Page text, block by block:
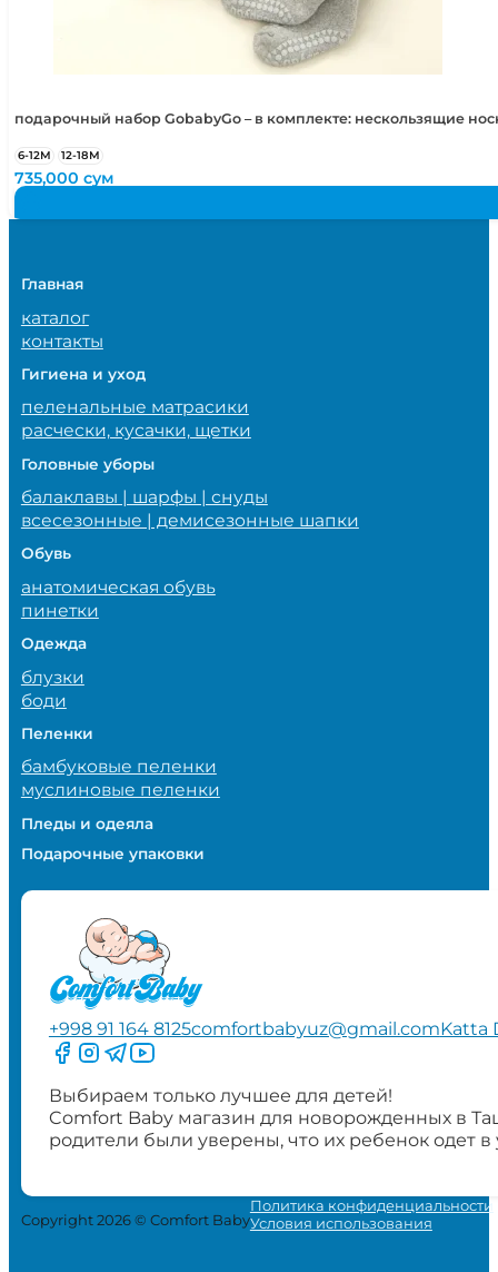
подарочный набор GobabyGo – в комплекте: нескользящие
6-12М 12-18М
735,000сум
Главная
каталог
контакты
Гигиена и уход
пеленальные матрасики
расчески, кусачки, щетки
Головные уборы
балаклавы | шарфы | снуды
всесезонные | демисезонные шапки
Обувь
анатомическая обувь
пинетки
Одежда
блузки
боди
Пеленки
бамбуковые пеленки
муслиновые пеленки
Пледы и одеяла
Подарочные упаковки
+998 91 164 8125comfortbabyuz@gmail.comKatta
Следите за нами на Facebook
Следите за нами в Instagram
Следите за нами в Telegram
Следите за нами в YouTube
Выбираем только лучшее для детей!
Comfort Baby магазин для новорожденных в
родители были уверены, что их ребенок одет
Copyright 2026 © Comfort Baby
Политика конфиденциальности
Условия использования